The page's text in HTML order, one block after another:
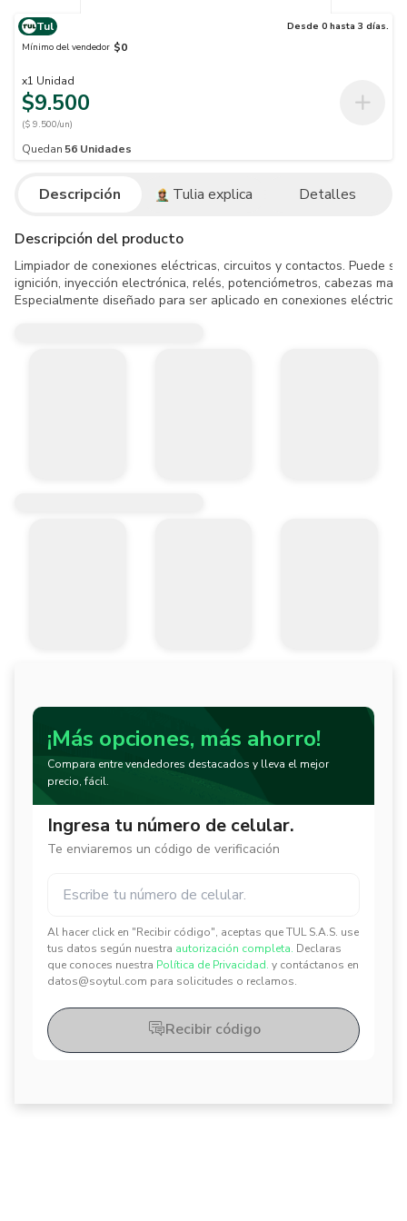
Tul
Desde 0 hasta 3 días.
Mínimo del vendedor $0
x1 Unidad
$9.500
($ 9.500/un)
Quedan 56 Unidades
Descripción Tulia explica Detalles
Descripción del producto
Limpiador de conexiones eléctricas, circuitos y contactos. Puede
ignición, inyección electrónica, relés, potenciómetros, cabezas
Especialmente diseñado para ser aplicado en conexiones
¡Más opciones, más ahorro!
Compara entre vendedores destacados y lleva el mejor
precio, fácil.
Ingresa tu número de celular.
Te enviaremos un código de verificación
Al hacer click en "Recibir código", aceptas que TUL S.A.S. use
tus datos según nuestra autorización completa. Declaras
que conoces nuestra Política de Privacidad. y contáctanos en
datos@soytul.com para solicitudes o reclamos.
✕
✕
Recibir código